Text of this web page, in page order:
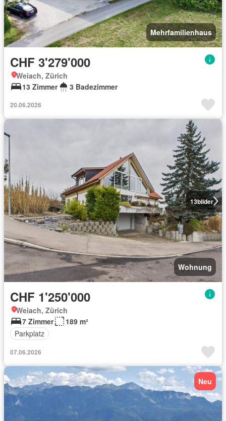
Mehrfamilienhaus
CHF 3'279'000
Weiach, Zürich
13 Zimmer
3 Badezimmer
20.06.2026
13bilder
Wohnung
CHF 1'250'000
Weiach, Zürich
7 Zimmer
189 m²
Parkplatz
07.06.2026
Neu